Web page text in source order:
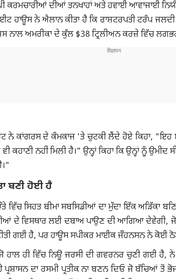
ਕਰਮਚਾਰੀਆਂ ਦੀਆਂ ਤਨਖਾਹਾਂ ਅਤੇ ਹਵਾਈ ਆਵਾਜਾਈ
ਹਾਊਸ ਨੇ ਐਲਾਨ ਕੀਤਾ ਹੈ ਕਿ ਰਾਸ਼ਟਰਪਤੀ ਟਰੰਪ
ਨਾਲ ਅਮਰੀਕਾ ਦੇ ਕੁੱਲ $38 ਟ੍ਰਿਲੀਅਨ ਕਰਜ਼ੇ ਵਿੱਚ ਲਗਭਗ
ਨੇ ਕਾਂਗਰਸ ਦੇ ਕੰਮਕਾਜ 'ਤੇ ਚੁਟਕੀ ਲੈਂਦੇ ਹੋਏ ਕਿਹਾ, "ਇਹ
ਕਹਾਣੀ ਨਹੀਂ ਮਿਲੀ ਹੈ।" ਉਨ੍ਹਾਂ ਕਿਹਾ ਕਿ ਉਨ੍ਹਾਂ ਨੂੰ
ਬਣੀ ਹੋਈ ਹੈ
ਸਿਹਤ ਬੀਮਾ ਸਬਸਿਡੀਆਂ ਦਾ ਮੁੱਦਾ ਇੱਕ ਅੜਿੱਕਾ
ਦੇ ਵਿਸਥਾਰ ਲਈ ਦਬਾਅ ਪਾਉਣ ਦੀ ਆਗਿਆ ਦੇਵੇਗੀ,
ਗਈ ਹੈ, ਪਰ ਹਾਊਸ ਸਪੀਕਰ ਮਾਈਕ ਜੌਹਨਸਨ ਨੇ ਕੋਈ ਠੋਸ
ਹਾਲ ਹੀ ਵਿੱਚ ਨਿਊ ਜਰਸੀ ਦੀ ਗਵਰਨਰ ਚੁਣੀ ਗਈ ਹੈ,
ਦਾ ਰਸਮੀ ਪ੍ਰਤੀਕ ਨਾ ਬਣਨ ਦਿਓ ਜੋ ਬੱਚਿਆਂ ਤੋਂ